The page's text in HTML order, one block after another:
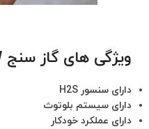
ویژگی های گاز سنج H2S BW
دارای سنسور H2S
دارای سیستم بلوتوث
دارای عملکرد خودکار